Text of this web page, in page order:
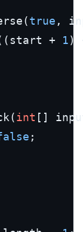
true ,
+
1)
int []
;